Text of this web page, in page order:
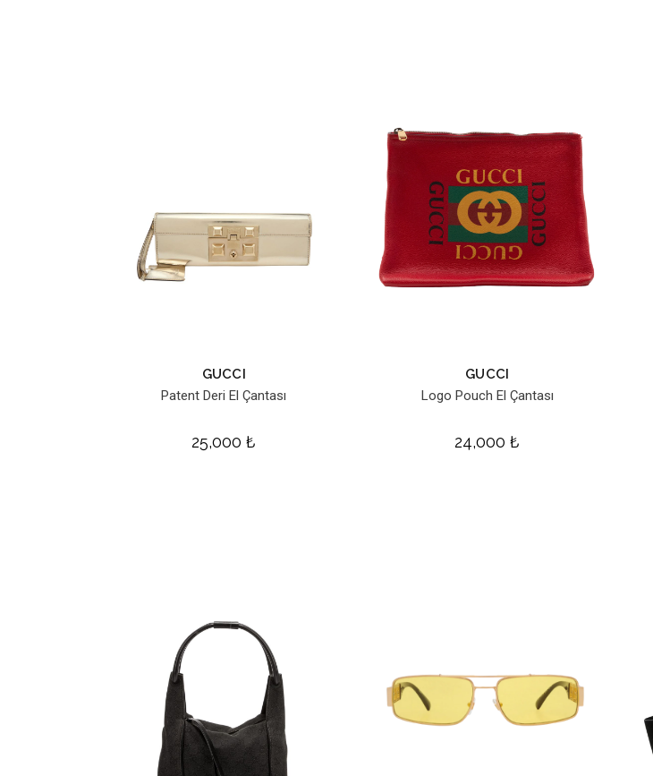
GUCCI
Patent Deri El Çantası
25,000₺
GUCCI
Logo Pouch El Çantası
24,000₺